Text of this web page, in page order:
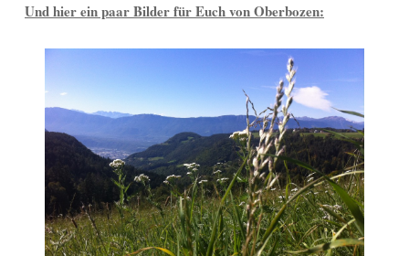
Und hier ein paar Bilder für Euch von Oberbozen: